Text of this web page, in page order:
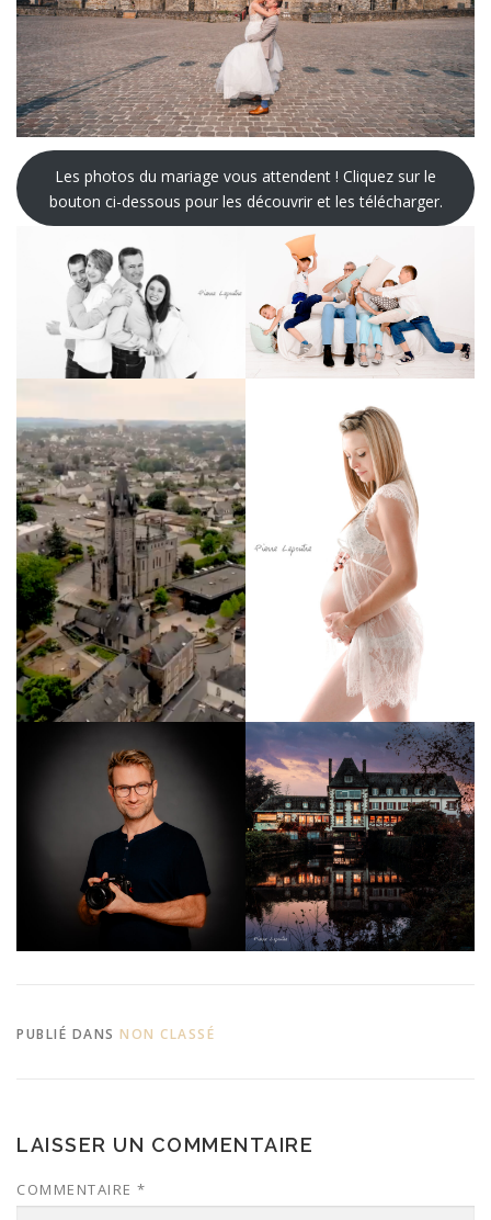
Les photos du mariage vous attendent ! Cliquez sur le
bouton ci-dessous pour les découvrir et les télécharger.
PUBLIÉ DANS NON CLASSÉ
LAISSER UN COMMENTAIRE
COMMENTAIRE *